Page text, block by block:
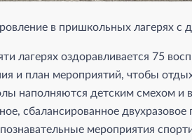
в пришкольных лагерях с
лагерях оздоравливается 75
и план мероприятий, чтобы
наполняются детским смехом и
сбалансированное
мероприятия